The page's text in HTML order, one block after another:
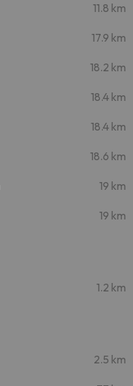
11.8 km
17.9 km
18.2 km
18.4 km
18.4 km
18.6 km
19 km
19 km
1.2 km
2.5 km